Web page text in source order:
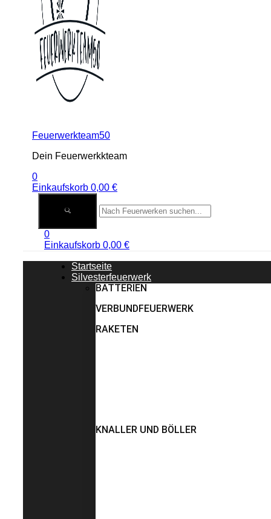
Feuerwerkteam50
Dein Feuerwerkkteam
0
Einkaufskorb 0,00 €
0
Einkaufskorb 0,00 €
Startseite
Silvesterfeuerwerk
BATTERIEN
VERBUNDFEUERWERK
RAKETEN
KNALLER UND BÖLLER